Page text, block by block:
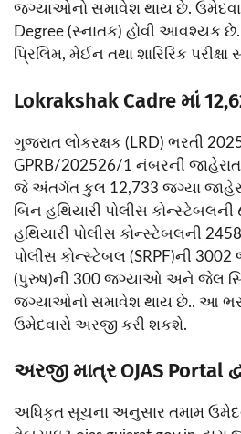
જગ્યાઓનો સમાવેશ થાય છે. ઉમેદવાર
Degree (સ્નાતક) હોવી આવશ્યક છે.
પ્રિલિમ, મેઈન તથા શારિરિક
Lokrakshak Cadre માં
ગુજરાત લોકરક્ષક (LRD) ભરતી
GPRB/202526/1 નંબરની
જે અંતર્ગત કુલ 12,733 જગ્યા
બિન હથિયારી પોલીસ
હથિયારી પોલીસ કોન્સ્ટેબલની
પોલીસ કોન્સ્ટેબલ (SRPF)ની
(પુરુષ)ની 300 જગ્યાઓ અને જેલ
જગ્યાઓનો સમાવેશ થાય છે.. આ
ઉમેદવારો અરજી કરી શકશે.
અરજી માત્ર OJAS Portal
અધિકૃત સૂચના અનુસાર તમામ